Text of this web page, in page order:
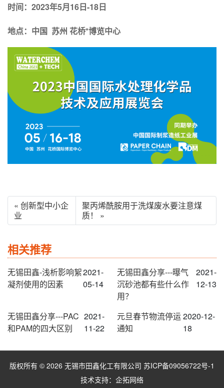
时间：2023年5月16日-18日
地点：中国 苏州 花桥*博览中心
« 创新型中小企
业
聚丙烯酰胺用于洗煤废水要注意煤
质！ »
相关推荐
无锡田鑫-浅析影响絮
凝剂使用的因素
2021-
05-14
无锡田鑫分享---曝气
沉砂池都有些什么作
用？
2021-
12-13
无锡田鑫分享---PAC
和PAM的四大区别
2021-
11-22
元旦春节物流停运
通知
2020-12-
18
版权所有 © 2026 无锡市田鑫化工有限公司 苏ICP备09056722号-1
技术支持： 企拓网络